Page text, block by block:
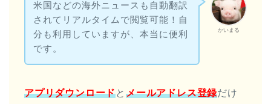
かいまる
米国などの海外ニュースも自動翻訳
されてリアルタイムで閲覧可能！自
分も利用していますが、本当に便利
です。
アプリダウンロードとメールアドレス登録だけ